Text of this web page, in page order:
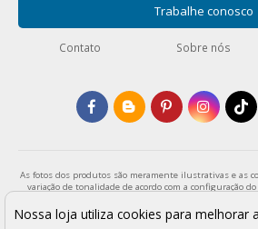
Trabalhe conosco
Contato Sobre nós
As fotos dos produtos são meramente ilustrativas e as
variação de tonalidade de acordo com a configuração
enquanto durar o estoque. Os preços apresentados são
e podem sofrer alterações sem aviso prévio. Vendas
Nossa loja utiliza cookies para melhorar